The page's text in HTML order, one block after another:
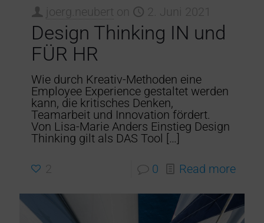
joerg.neubert on 2. Juni 2021
Design Thinking IN und
FÜR HR
Wie durch Kreativ-Methoden eine
Employee Experience gestaltet werden
kann, die kritisches Denken,
Teamarbeit und Innovation fördert.
Von Lisa-Marie Anders Einstieg Design
Thinking gilt als DAS Tool […]
2 0 Read more